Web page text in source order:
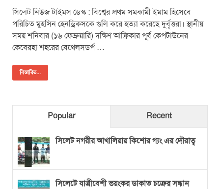
সিলেট নিউজ টাইমস্ ডেস্ক : বিশ্বের প্রথম সমকামী ইমাম হিসেবে
পরিচিত মুহসিন হেনড্রিকসকে গুলি করে হত্যা করেছে দুর্বৃত্তরা। স্থানীয়
সময় শনিবার (১৬ ফেব্রুয়ারি) দক্ষিণ আফ্রিকার পূর্ব কেপটাউনের
কেবেরহা শহরের বেথেলসডর্প …
বিস্তারিত...
Popular Recent
সিলেট নগরীর আখালিয়ায় কিশোর গ্যং এর দৌরাত্ব
সিলেটে যাত্রীবেশী ভয়ংকর ডাকাত চক্রের সন্ধান